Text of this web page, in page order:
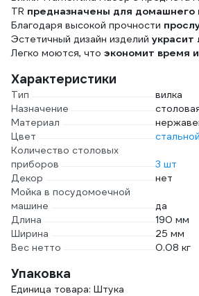
TR предназначены для домашнего
Благодаря высокой прочности
Эстетичный дизайн изделий украсит
Легко моются, что экономит время
Характеристики
Тип
вилка
Назначение
Материал
Цвет
стальной
Количество столовых
приборов
3 шт
Декор
нет
Мойка в посудомоечной
машине
да
Длина
190 мм
Ширина
25 мм
Вес нетто
0.08 кг
Упаковка
Единица товара: Штука